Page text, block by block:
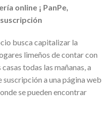
online ¡ PanPe,
busca capitalizar la
limeños de contar con
todas las mañanas, a
a una página web
se pueden encontrar